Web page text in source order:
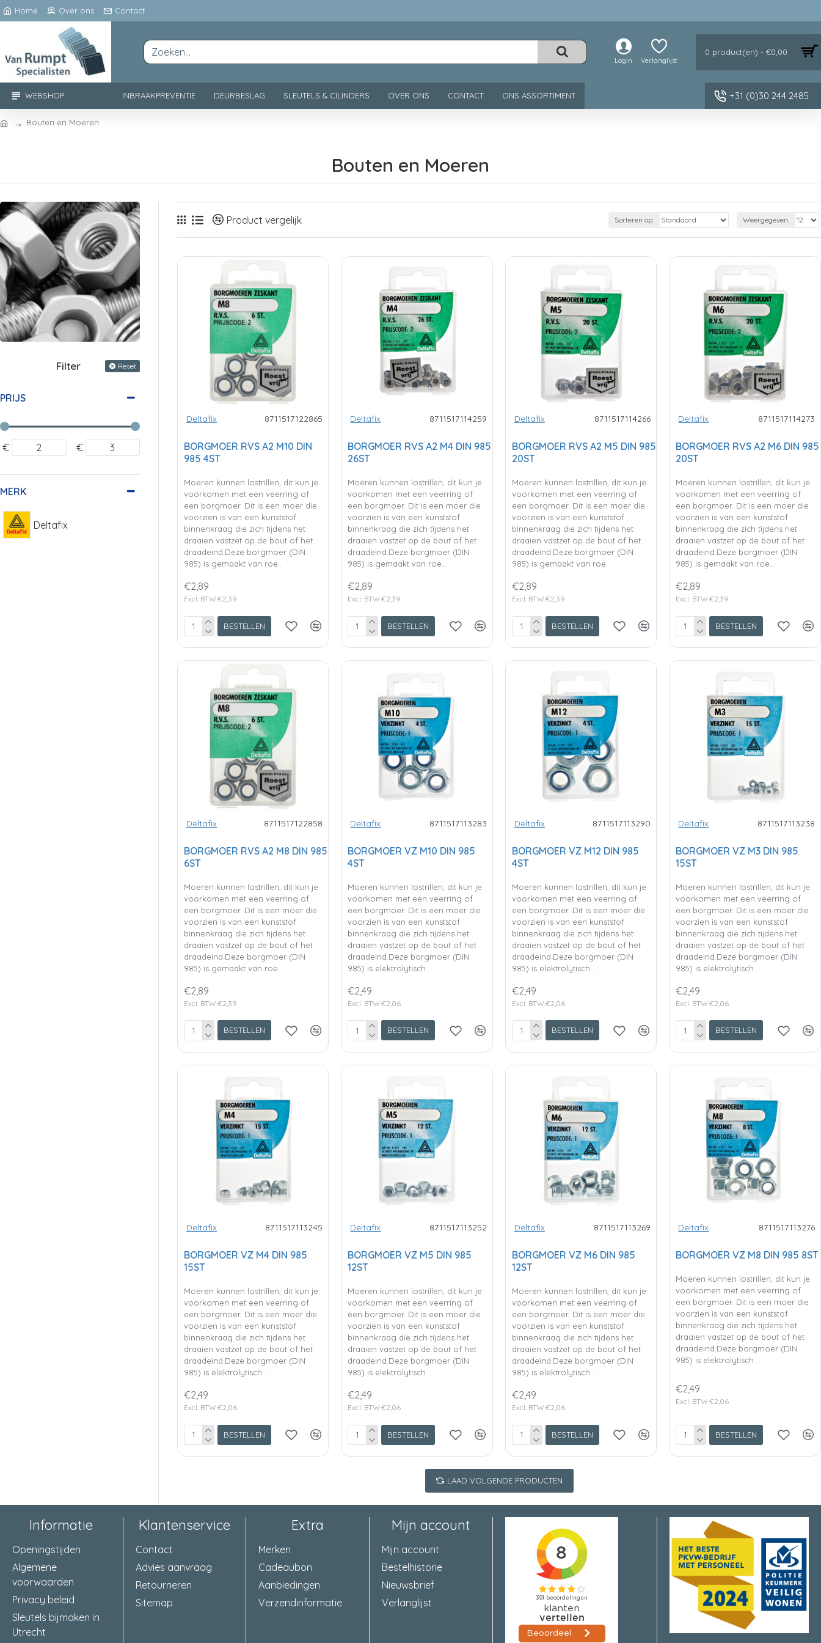
Home Over ons Contact
Login Verlanglijst
0 product(en) - €0,00
WEBSHOP INBRAAKPREVENTIE DEURBESLAG SLEUTELS & CILINDERS OVER ONS CONTACT ONS ASSORTIMENT +31 (0)30 244 2485
Bouten en Moeren
Bouten en Moeren
Filter Reset
PRIJS
€ €
MERK
Deltafix
Product vergelijk Sorteren op: Weergegeven:
Deltafix 8711517122865
BORGMOER RVS A2 M10 DIN
985 4ST
Moeren kunnen lostrillen, dit kun je
voorkomen met een veerring of
een borgmoer. Dit is een moer die
voorzien is van een kunststof
binnenkraag die zich tijdens het
draaien vastzet op de bout of het
draadeind.Deze borgmoer (DIN
985) is gemaakt van roe..
€2,89
Excl. BTW:€2,39
BESTELLEN
Deltafix 8711517114259
BORGMOER RVS A2 M4 DIN 985
26ST
Moeren kunnen lostrillen, dit kun je
voorkomen met een veerring of
een borgmoer. Dit is een moer die
voorzien is van een kunststof
binnenkraag die zich tijdens het
draaien vastzet op de bout of het
draadeind.Deze borgmoer (DIN
985) is gemaakt van roe..
€2,89
Excl. BTW:€2,39
BESTELLEN
Deltafix 8711517114266
BORGMOER RVS A2 M5 DIN 985
20ST
Moeren kunnen lostrillen, dit kun je
voorkomen met een veerring of
een borgmoer. Dit is een moer die
voorzien is van een kunststof
binnenkraag die zich tijdens het
draaien vastzet op de bout of het
draadeind.Deze borgmoer (DIN
985) is gemaakt van roe..
€2,89
Excl. BTW:€2,39
BESTELLEN
Deltafix 8711517114273
BORGMOER RVS A2 M6 DIN 985
20ST
Moeren kunnen lostrillen, dit kun je
voorkomen met een veerring of
een borgmoer. Dit is een moer die
voorzien is van een kunststof
binnenkraag die zich tijdens het
draaien vastzet op de bout of het
draadeind.Deze borgmoer (DIN
985) is gemaakt van roe..
€2,89
Excl. BTW:€2,39
BESTELLEN
Deltafix 8711517122858
BORGMOER RVS A2 M8 DIN 985
6ST
Moeren kunnen lostrillen, dit kun je
voorkomen met een veerring of
een borgmoer. Dit is een moer die
voorzien is van een kunststof
binnenkraag die zich tijdens het
draaien vastzet op de bout of het
draadeind.Deze borgmoer (DIN
985) is gemaakt van roe..
€2,89
Excl. BTW:€2,39
BESTELLEN
Deltafix 8711517113283
BORGMOER VZ M10 DIN 985
4ST
Moeren kunnen lostrillen, dit kun je
voorkomen met een veerring of
een borgmoer. Dit is een moer die
voorzien is van een kunststof
binnenkraag die zich tijdens het
draaien vastzet op de bout of het
draadeind.Deze borgmoer (DIN
985) is elektrolytisch ..
€2,49
Excl. BTW:€2,06
BESTELLEN
Deltafix 8711517113290
BORGMOER VZ M12 DIN 985
4ST
Moeren kunnen lostrillen, dit kun je
voorkomen met een veerring of
een borgmoer. Dit is een moer die
voorzien is van een kunststof
binnenkraag die zich tijdens het
draaien vastzet op de bout of het
draadeind.Deze borgmoer (DIN
985) is elektrolytisch ..
€2,49
Excl. BTW:€2,06
BESTELLEN
Deltafix 8711517113238
BORGMOER VZ M3 DIN 985
15ST
Moeren kunnen lostrillen, dit kun je
voorkomen met een veerring of
een borgmoer. Dit is een moer die
voorzien is van een kunststof
binnenkraag die zich tijdens het
draaien vastzet op de bout of het
draadeind.Deze borgmoer (DIN
985) is elektrolytisch ..
€2,49
Excl. BTW:€2,06
BESTELLEN
Deltafix 8711517113245
BORGMOER VZ M4 DIN 985
15ST
Moeren kunnen lostrillen, dit kun je
voorkomen met een veerring of
een borgmoer. Dit is een moer die
voorzien is van een kunststof
binnenkraag die zich tijdens het
draaien vastzet op de bout of het
draadeind.Deze borgmoer (DIN
985) is elektrolytisch ..
€2,49
Excl. BTW:€2,06
BESTELLEN
Deltafix 8711517113252
BORGMOER VZ M5 DIN 985
12ST
Moeren kunnen lostrillen, dit kun je
voorkomen met een veerring of
een borgmoer. Dit is een moer die
voorzien is van een kunststof
binnenkraag die zich tijdens het
draaien vastzet op de bout of het
draadeind.Deze borgmoer (DIN
985) is elektrolytisch ..
€2,49
Excl. BTW:€2,06
BESTELLEN
Deltafix 8711517113269
BORGMOER VZ M6 DIN 985
12ST
Moeren kunnen lostrillen, dit kun je
voorkomen met een veerring of
een borgmoer. Dit is een moer die
voorzien is van een kunststof
binnenkraag die zich tijdens het
draaien vastzet op de bout of het
draadeind.Deze borgmoer (DIN
985) is elektrolytisch ..
€2,49
Excl. BTW:€2,06
BESTELLEN
Deltafix 8711517113276
BORGMOER VZ M8 DIN 985 8ST
Moeren kunnen lostrillen, dit kun je
voorkomen met een veerring of
een borgmoer. Dit is een moer die
voorzien is van een kunststof
binnenkraag die zich tijdens het
draaien vastzet op de bout of het
draadeind.Deze borgmoer (DIN
985) is elektrolytisch ..
€2,49
Excl. BTW:€2,06
BESTELLEN
LAAD VOLGENDE PRODUCTEN
Informatie
Openingstijden
Algemene
voorwaarden
Privacy beleid
Sleutels bijmaken in
Utrecht
Klantenservice
Contact
Advies aanvraag
Retourneren
Sitemap
Extra
Merken
Cadeaubon
Aanbiedingen
Verzendinformatie
Mijn account
Mijn account
Bestelhistorie
Nieuwsbrief
Verlanglijst